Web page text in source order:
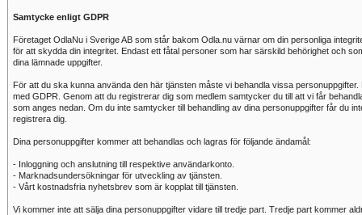
Samtycke enligt GDPR
Företaget OdlaNu i Sverige AB som står bakom Odla.nu värnar om din personliga
för att skydda din integritet. Endast ett fåtal personer som har särskild behörighet och
dina lämnade uppgifter.
För att du ska kunna använda den här tjänsten måste vi behandla vissa
med GDPR. Genom att du registrerar dig som medlem samtycker du till att vi får
som anges nedan. Om du inte samtycker till behandling av dina personuppgifter får du
registrera dig.
Dina personuppgifter kommer att behandlas och lagras för följande ändamål:
- Inloggning och anslutning till respektive användarkonto.
- Marknadsundersökningar för utveckling av tjänsten.
- Vårt kostnadsfria nyhetsbrev som är kopplat till tjänsten.
Vi kommer inte att sälja dina personuppgifter vidare till tredje part. Tredje part kommer